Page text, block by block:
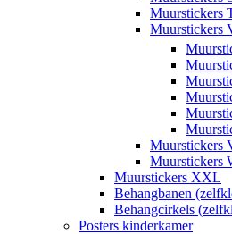
Muurstickers
Muurstickers
Muurstickers
Muurstickers
Muurstickers XXL
Behangbanen
Behangcirkels
Posters kinderkamer